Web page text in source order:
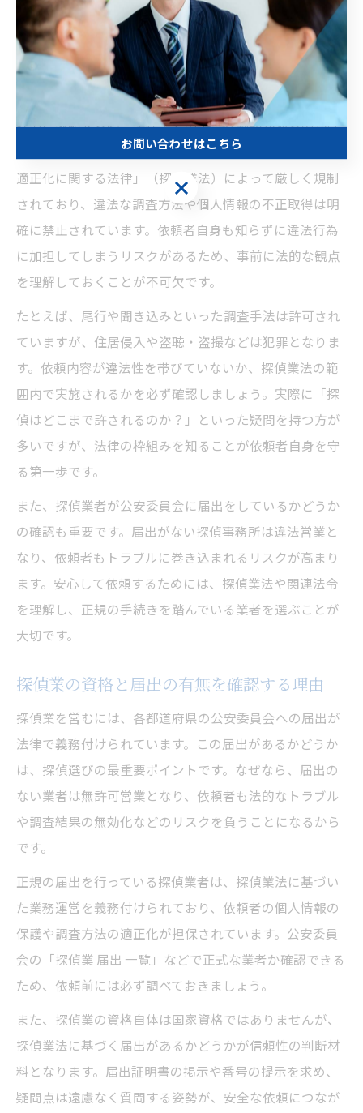
探偵を依頼する前に知りたい法律知
識
探偵依頼時に知っておきたい法的ポイント
探偵に依頼する際、法律上どのような制約があるのかは
非常に重要なポイントです。探偵業は「探偵業の業務の
適正化に関する法律」（探偵業法）によって厳しく規制
されており、違法な調査方法や個人情報の不正取得は明
確に禁止されています。依頼者自身も知らずに違法行為
に加担してしまうリスクがあるため、事前に法的な観点
を理解しておくことが不可欠です。
たとえば、尾行や聞き込みといった調査手法は許可され
ていますが、住居侵入や盗聴・盗撮などは犯罪となりま
す。依頼内容が違法性を帯びていないか、探偵業法の範
囲内で実施されるかを必ず確認しましょう。実際に「探
偵はどこまで許されるのか？」といった疑問を持つ方が
多いですが、法律の枠組みを知ることが依頼者自身を守
る第一歩です。
また、探偵業者が公安委員会に届出をしているかどうか
の確認も重要です。届出がない探偵事務所は違法営業と
なり、依頼者もトラブルに巻き込まれるリスクが高まり
ます。安心して依頼するためには、探偵業法や関連法令
を理解し、正規の手続きを踏んでいる業者を選ぶことが
大切です。
探偵業の資格と届出の有無を確認する理由
探偵業を営むには、各都道府県の公安委員会への届出が
法律で義務付けられています。この届出があるかどうか
は、探偵選びの最重要ポイントです。なぜなら、届出の
ない業者は無許可営業となり、依頼者も法的なトラブル
や調査結果の無効化などのリスクを負うことになるから
です。
正規の届出を行っている探偵業者は、探偵業法に基づい
た業務運営を義務付けられており、依頼者の個人情報の
保護や調査方法の適正化が担保されています。公安委員
会の「探偵業 届出 一覧」などで正式な業者か確認できる
ため、依頼前には必ず調べておきましょう。
また、探偵業の資格自体は国家資格ではありませんが、
探偵業法に基づく届出があるかどうかが信頼性の判断材
料となります。届出証明書の掲示や番号の提示を求め、
疑問点は遠慮なく質問する姿勢が、安全な依頼につなが
お問い合わせはこちら
お問い合わせはこちら